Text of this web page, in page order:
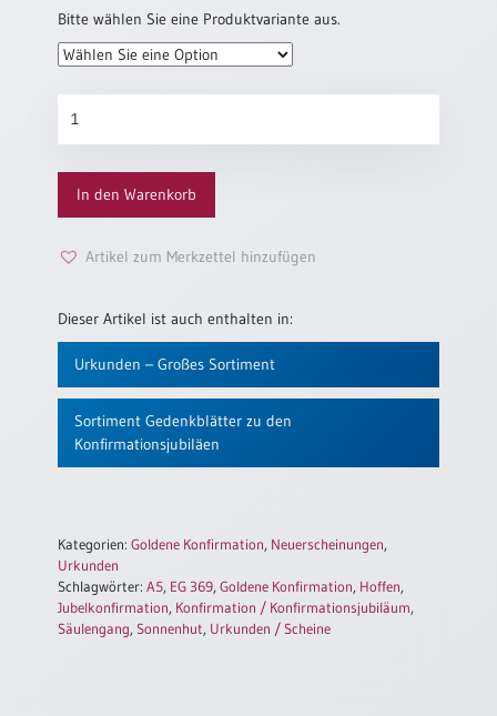
Jahreslosung
Restbestände
Restbestände
Bitte wählen Sie eine Produktvariante aus.
Konfirmation
„Hoffen“
Menge
In den Warenkorb
Artikel zum Merkzettel hinzufügen
Dieser Artikel ist auch enthalten in:
Urkunden – Großes Sortiment
Sortiment Gedenkblätter zu den
Konfirmationsjubiläen
Kategorien:Goldene Konfirmation, Neuerscheinungen,
Urkunden
Schlagwörter:A5, EG 369,Goldene Konfirmation, Hoffen,
Jubelkonfirmation, Konfirmation / Konfirmationsjubiläum,
Säulengang, Sonnenhut, Urkunden / Scheine